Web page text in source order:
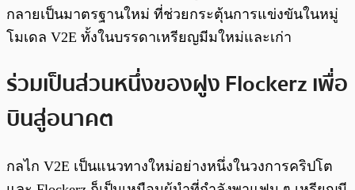
กลายเป็นมาตรฐานใหม่ ที่ช่วยกระตุ้นการแข่งขันในหมู่
โมเดล V2E ทั้งในบรรดาเหรียญมีมใหม่และเก่า
ร่วมเป็นส่วนหนึ่งของฝูง Flockerz เพื่อ
บินสู่อนาคต
กลไก V2E เป็นแนวทางใหม่อย่างหนึ่งในวงการคริปโต